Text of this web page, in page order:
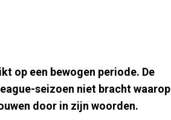
op een bewogen periode. De
seizoen niet bracht waarop
door in zijn woorden.